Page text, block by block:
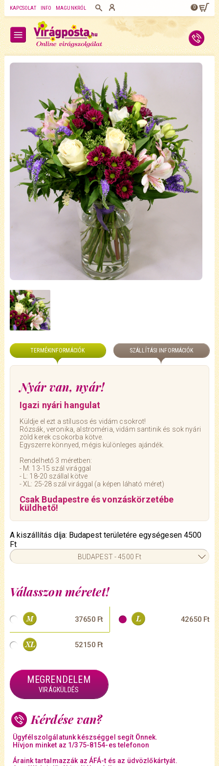
KAPCSOLAT INFO MAGUNKRÓL 0
TERMÉKINFORMÁCIÓK SZÁLLÍTÁSI INFORMÁCIÓK
Nyár van, nyár!
Igazi nyári hangulat
Küldje el ezt a stílusos és vidám csokrot!
Rózsák, veronika, alstroméria, vidám santinik és sok nyári
zöld kerek csokorba kötve.
Egyszerre könnyed, mégis különleges ajándék.
Rendelhető 3 méretben:
- M: 13-15 szál virággal
- L: 18-20 szállal kötve
- XL: 25-28 szál virággal (a képen láható méret)
Csak Budapestre és vonzáskörzetébe
küldhető!
Válasszon méretet!
37650 Ft 42650 Ft
52150 Ft
MEGRENDELEM
VIRÁGKÜLDÉS
A kiszállítás díja: Budapest területére egységesen 4500
Ft
BUDAPEST - 4500 Ft
Kérdése van?
Ügyfélszolgálatunk készséggel segít Önnek.
Hívjon minket az 1/375-8154-es telefonon
Áraink tartalmazzák az ÁFÁ-t és az üdvözlőkártyát.